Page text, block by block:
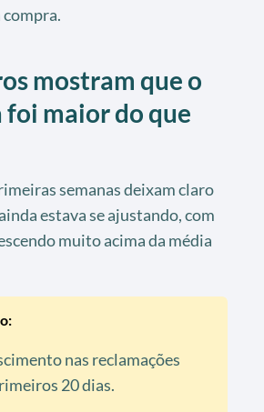
compra.
mostram que o
maior do que
semanas deixam claro
estava se ajustando, com
muito acima da média
nas reclamações
20 dias.